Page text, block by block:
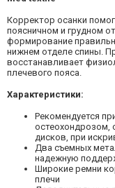
Корректор осанки
поясничном и грудном
формирование
нижнем отделе спины.
восстанавливает
плечевого пояса.
Характеристики:
Рекомендуется
дисков, при
Два съемных
надежную
Широкие ремни
плечи